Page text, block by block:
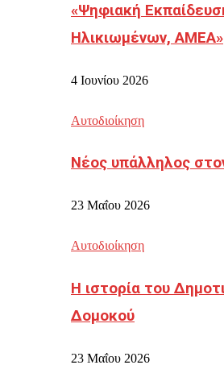
«Ψηφιακή
Ηλικιωμένων, ΑΜΕΑ»
4 Ιουνίου 2026
Αυτοδιοίκηση
Νέος υπάλληλος
23 Μαΐου 2026
Αυτοδιοίκηση
Η ιστορία του
Δομοκού
23 Μαΐου 2026